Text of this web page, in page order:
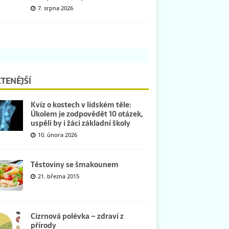
7. srpna 2026
Kvíz o kostech v lidském těle:
Úkolem je zodpovědět 10 otázek,
uspěli by i žáci základní školy
10. února 2026
Těstoviny se šmakounem
21. března 2015
Cizrnová polévka – zdraví z
přírody